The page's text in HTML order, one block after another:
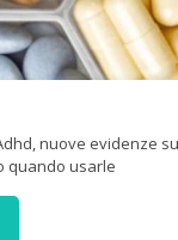
nuove evidenze
quando usarle